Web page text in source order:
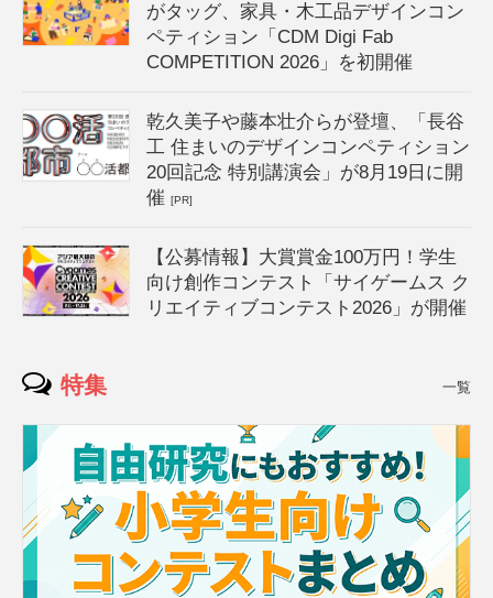
がタッグ、家具・木工品デザインコン
ペティション「CDM Digi Fab
COMPETITION 2026」を初開催
乾久美子や藤本壮介らが登壇、「長谷
工 住まいのデザインコンペティション
20回記念 特別講演会」が8月19日に開
催[PR]
【公募情報】大賞賞金100万円！学生
向け創作コンテスト「サイゲームス ク
リエイティブコンテスト2026」が開催
特集 一覧